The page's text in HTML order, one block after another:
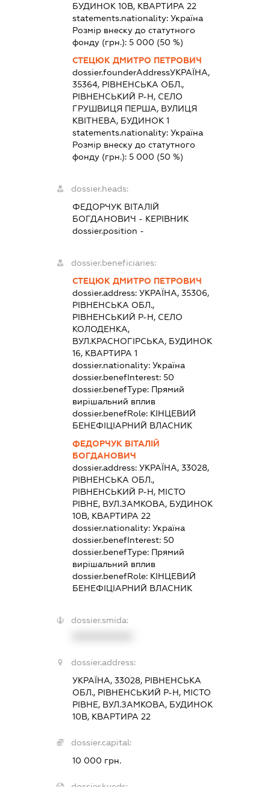
БУДИНОК 10В, КВАРТИРА 22
statements.nationality: Україна
Розмір внеску до статутного
фонду (грн.): 5 000 (50 %)
СТЕЦЮК ДМИТРО ПЕТРОВИЧ
dossier.founderAddressУКРАЇНА,
35364, РІВНЕНСЬКА ОБЛ.,
РІВНЕНСЬКИЙ Р-Н, СЕЛО
ГРУШВИЦЯ ПЕРША, ВУЛИЦЯ
КВІТНЕВА, БУДИНОК 1
statements.nationality: Україна
Розмір внеску до статутного
фонду (грн.): 5 000 (50 %)
dossier.heads:
ФЕДОРЧУК ВІТАЛІЙ
БОГДАНОВИЧ - КЕРІВНИК
dossier.position -
dossier.beneficiaries:
СТЕЦЮК ДМИТРО ПЕТРОВИЧ
dossier.address: УКРАЇНА, 35306,
РІВНЕНСЬКА ОБЛ.,
РІВНЕНСЬКИЙ Р-Н, СЕЛО
КОЛОДЕНКА,
ВУЛ.КРАСНОГІРСЬКА, БУДИНОК
16, КВАРТИРА 1
dossier.nationality: Україна
dossier.benefInterest: 50
dossier.benefType: Прямий
вирішальний вплив
dossier.benefRole: КІНЦЕВИЙ
БЕНЕФІЦІАРНИЙ ВЛАСНИК
ФЕДОРЧУК ВІТАЛІЙ
БОГДАНОВИЧ
dossier.address: УКРАЇНА, 33028,
РІВНЕНСЬКА ОБЛ.,
РІВНЕНСЬКИЙ Р-Н, МІСТО
РІВНЕ, ВУЛ.ЗАМКОВА, БУДИНОК
10В, КВАРТИРА 22
dossier.nationality: Україна
dossier.benefInterest: 50
dossier.benefType: Прямий
вирішальний вплив
dossier.benefRole: КІНЦЕВИЙ
БЕНЕФІЦІАРНИЙ ВЛАСНИК
dossier.smida:
dossier.address:
УКРАЇНА, 33028, РІВНЕНСЬКА
ОБЛ., РІВНЕНСЬКИЙ Р-Н, МІСТО
РІВНЕ, ВУЛ.ЗАМКОВА, БУДИНОК
10В, КВАРТИРА 22
dossier.capital:
10 000 грн.